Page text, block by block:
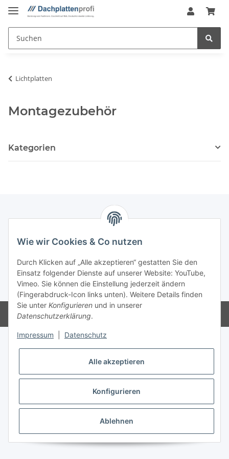
Lichtplatten
Montagezubehör
Kategorien
Gesetzliche Informationen
* Alle Preise inkl. gesetzlicher USt., zzgl.Versand
Powered by
Wie wir Cookies & Co nutzen
Durch Klicken auf „Alle akzeptieren“ gestatten Sie den
Einsatz folgender Dienste auf unserer Website: YouTube,
Vimeo. Sie können die Einstellung jederzeit ändern
(Fingerabdruck-Icon links unten). Weitere Details finden
Sie unter Konfigurieren und in unserer
Datenschutzerklärung.
Impressum Datenschutz
Alle akzeptieren
Konfigurieren
Ablehnen